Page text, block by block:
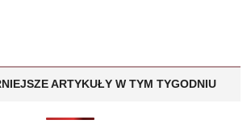
ARTYKUŁY W TYM TYGODNIU